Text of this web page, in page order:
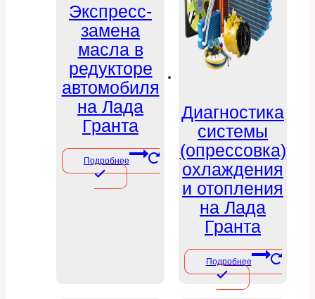
Экспресс-
замена
масла в
редукторе
автомобиля
на Лада
Гранта
Подробнее
Диагностика
системы
(опрессовка)
охлаждения
и отопления
на Лада
Гранта
Подробнее